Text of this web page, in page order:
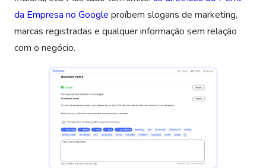
da Empresa no Google proíbem slogans de marketing,
marcas registradas e qualquer informação sem relação
com o negócio.